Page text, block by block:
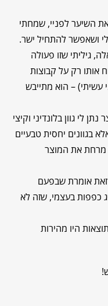
השיער לפניי, שמחתי
ושאפשר להתחיל ישר.
גיליתי שזו פעולה
אותו רק על קבוצות
עשיתי) – הוא מתייבש
לי גוון בלונדיני וקיצי
בגוונים יחסית טבעיים
מרחת את המוצר
אומרת שבפעם
כפפות בעצמי, שזה לא
היו מהירות